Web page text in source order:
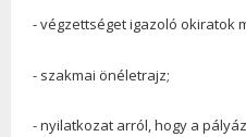
- végzettséget igazoló okiratok
- szakmai önéletrajz;
- nyilatkozat arról, hogy a